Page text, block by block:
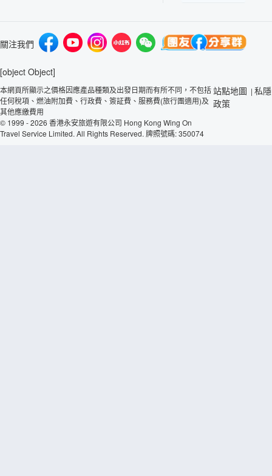
關注我們
[object Object]
本網頁所顯示之價格因應產品種類及出發日期而有所不同，不包括
任何稅項、燃油附加費、行政費、簽証費、服務費(旅行團適用)及
其他應繳費用
© 1999 - 2026 香港永安旅遊有限公司 Hong Kong Wing On
Travel Service Limited. All Rights Reserved. 牌照號碼: 350074
站點地圖 | 私隱
政策